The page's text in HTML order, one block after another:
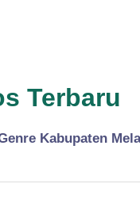
Terbaru
Kabupaten